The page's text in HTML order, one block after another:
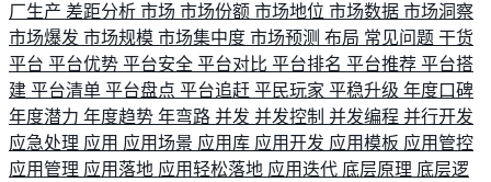
厂生产 差距分析 市场 市场份额 市场地位 市场数据 市场洞察
市场爆发 市场规模 市场集中度 市场预测 布局 常见问题 干货
平台 平台优势 平台安全 平台对比 平台排名 平台推荐 平台搭
建 平台清单 平台盘点 平台追赶 平民玩家 平稳升级 年度口碑
年度潜力 年度趋势 年弯路 并发 并发控制 并发编程 并行开发
应急处理 应用 应用场景 应用库 应用开发 应用模板 应用管控
应用管理 应用落地 应用轻松落地 应用迭代 底层原理 底层逻